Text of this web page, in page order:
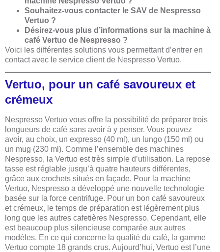
Souhaitez-vous contacter le SAV de Nespresso
Vertuo ?
Désirez-vous plus d’informations sur la machine à
café Vertuo de Nespresso ?
Voici les différentes solutions vous permettant d’entrer en
contact avec le service client de Nespresso Vertuo.
Vertuo, pour un café savoureux et
crémeux
Nespresso Vertuo vous offre la possibilité de préparer trois
longueurs de café sans avoir à y penser. Vous pouvez
avoir, au choix, un expresso (40 ml), un lungo (150 ml) ou
un mug (230 ml). Comme l’ensemble des machines
Nespresso, la Vertuo est très simple d’utilisation. La repose
tasse est réglable jusqu’à quatre hauteurs différentes,
grâce aux crochets situés en façade. Pour la machine
Vertuo, Nespresso a développé une nouvelle technologie
basée sur la force centrifuge. Pour un bon café savoureux
et crémeux, le temps de préparation est légèrement plus
long que les autres cafetières Nespresso. Cependant, elle
est beaucoup plus silencieuse comparée aux autres
modèles. En ce qui concerne la qualité du café, la gamme
Vertuo compte 18 grands crus. Aujourd’hui, Vertuo est l’une